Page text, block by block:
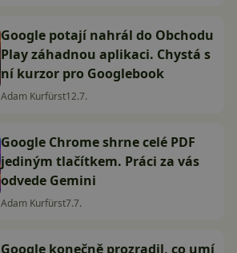
Google potají nahrál do Obchodu
Play záhadnou aplikaci. Chystá s
ní kurzor pro Googlebook
Adam Kurfürst12.7.
Google Chrome shrne celé PDF
jediným tlačítkem. Práci za vás
odvede Gemini
Adam Kurfürst7.7.
Google konečně prozradil, co umí